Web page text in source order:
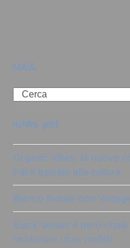
cerca
Search
ultimi post
Organic Vibes: la nuova
Paint ispirata alla natura
Bianco Natale con
Black Velvet: il nero
ricolorare i tuoi mobili!